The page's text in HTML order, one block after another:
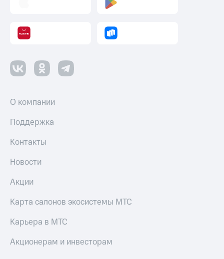
О компании
Поддержка
Контакты
Новости
Акции
Карта салонов экосистемы МТС
Карьера в МТС
Акционерам и инвесторам